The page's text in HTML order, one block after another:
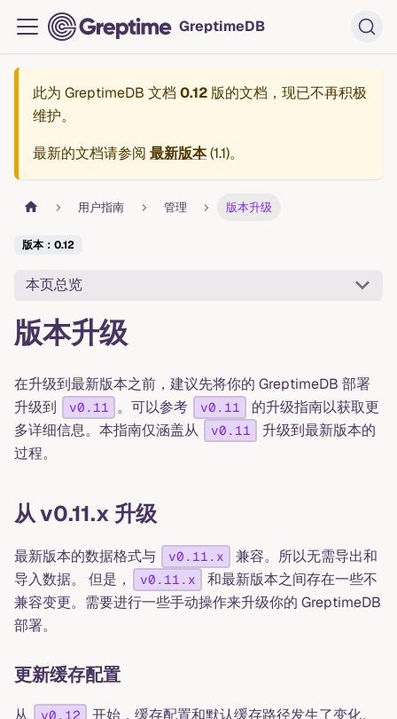
GreptimeDB
此为 GreptimeDB 文档 0.12 版的文档，现已不再积极
维护。
最新的文档请参阅 最新版本(1.1)。
用户指南 管理 版本升级
版本：0.12
本页总览
版本升级
在升级到最新版本之前，建议先将你的 GreptimeDB 部署
升级到
v0.11 。可以参考 v0.11
的升级指南以获取更
多详细信息。本指南仅涵盖从
v0.11
升级到最新版本的
过程。
从 v0.11.x 升级
最新版本的数据格式与 v0.11.x
兼容。所以无需导出和
导入数据。 但是，
v0.11.x
和最新版本之间存在一些不
兼容变更。需要进行一些手动操作来升级你的 GreptimeDB
部署。
更新缓存配置
从 v0.12
开始，缓存配置和默认缓存路径发生了变化。